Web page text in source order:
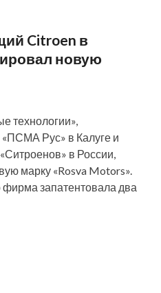
Citroen в
новую
технологии»,
Рус» в Калуге и
в России,
марку «Rosva Motors».
фирма запатентовала два